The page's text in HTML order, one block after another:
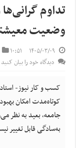
تداوم
وضعیت
۱۴۰۵/۰۳/۰۹ ۱۰:۵۱
دیدگاه خود را بیان کنید
کسب و کار نیوز-
کوتاه‌مدت امکان
جامعه، بعید به نظر
به‌سادگی قابل تغییر